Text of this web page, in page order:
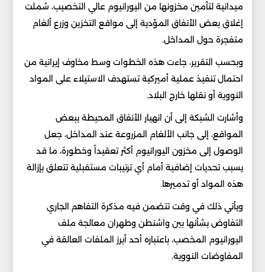
ميدانية لتأمين مخزونها من اليورانيوم عالي التخصيب، شملت
إغلاق بعض الأنفاق المؤدية إلى مواقع التخزين وزرع ألغام
متفجرة حول المداخل.
وبحسب التقرير، جاءت هذه الخطوات وسط مخاوف إيرانية من
احتمال تنفيذ عملية أميركية تستهدف الاستيلاء على المواد
النووية أو نقلها خارج البلاد.
وأشارت الشبكة إلى أن انهيار الأنفاق المحيطة ببعض
المواقع، إلى جانب الألغام المزروعة عند المداخل، جعل
الوصول إلى مخزون اليورانيوم أكثر تعقيداً وخطورة، ما قد
يسبب تحديات إضافية أمام أي ترتيبات مستقبلية تتعلق بإزالة
هذه المواد أو تدميرها.
ويأتي ذلك في وقت تتضمن فيه مذكرة التفاهم الجاري
التفاوض بشأنها بين واشنطن وطهران معالجة ملف
اليورانيوم المخصب، باعتباره أحد أبرز الملفات العالقة في
المفاوضات النووية.